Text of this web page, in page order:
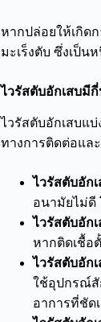
หากปล่อยให้เกิด
มะเร็งตับ ซึ่งเป็น
ไวรัสตับอักเสบมีกี่
ไวรัสตับอักเสบแ
ทางการติดต่อแล
ไวรัสตับอัก
อนามัยไม่ดี
ไวรัสตับอัก
หากติดเชื้อ
ไวรัสตับอัก
ใช้อุปกรณ์สั
อาการที่ชัด